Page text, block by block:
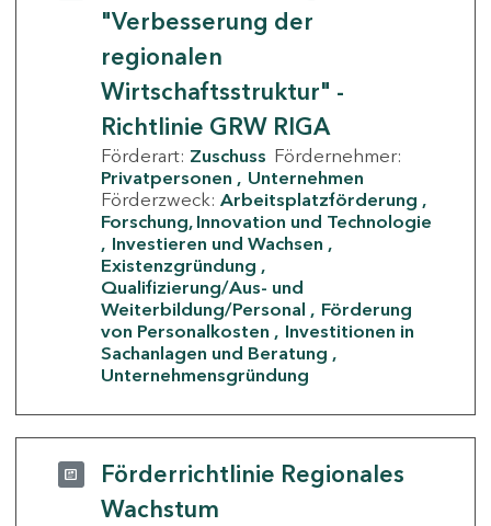
"Verbesserung der
regionalen
Wirtschaftsstruktur" -
Richtlinie GRW RIGA
Förderart: Zuschuss Fördernehmer:
Privatpersonen
Unternehmen
Förderzweck: Arbeitsplatzförderung
Forschung, Innovation und Technologie
Investieren und Wachsen
Existenzgründung
Qualifizierung/Aus- und
Weiterbildung/Personal
Förderung
von Personalkosten
Investitionen in
Sachanlagen und Beratung
Unternehmensgründung
Förderrichtlinie Regionales
Wachstum